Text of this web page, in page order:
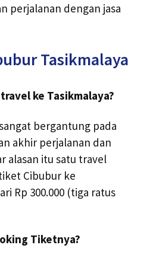
perjalanan dengan jasa
Tasikmalaya
ke Tasikmalaya?
bergantung pada
akhir perjalanan dan
alasan itu satu travel
Cibubur ke
Rp 300.000 (tiga ratus
Tiketnya?